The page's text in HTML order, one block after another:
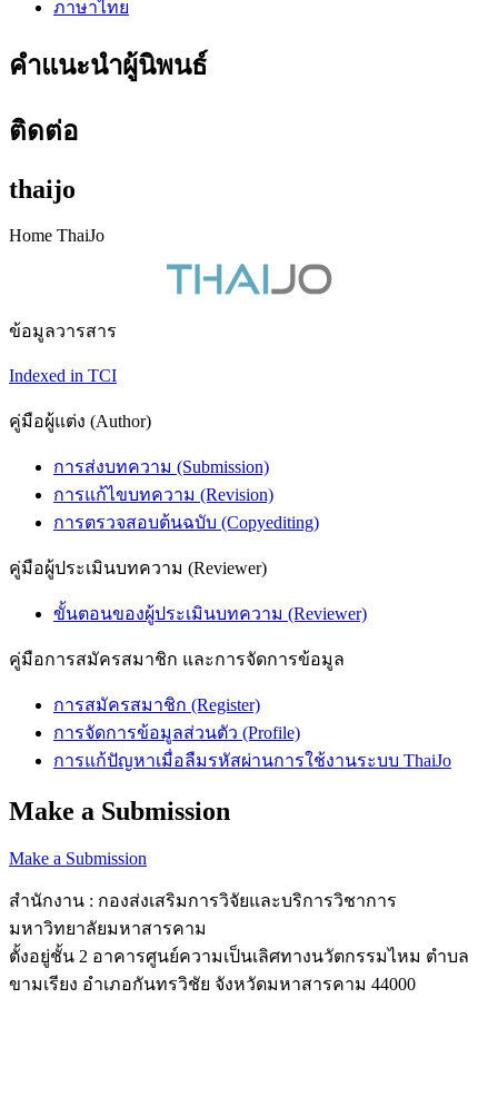
ภาษาไทย
คำแนะนำผู้นิพนธ์
ติดต่อ
thaijo
Home ThaiJo
ข้อมูลวารสาร
Indexed in TCI
คู่มือผู้แต่ง (Author)
การส่งบทความ (Submission)
การแก้ไขบทความ (Revision)
การตรวจสอบต้นฉบับ (Copyediting)
คู่มือผู้ประเมินบทความ (Reviewer)
ขั้นตอนของผู้ประเมินบทความ (Reviewer)
คู่มือการสมัครสมาชิก และการจัดการข้อมูล
การสมัครสมาชิก (Register)
การจัดการข้อมูลส่วนตัว (Profile)
การแก้ปัญหาเมื่อลืมรหัสผ่านการใช้งานระบบ ThaiJo
Make a Submission
Make a Submission
สำนักงาน : กองส่งเสริมการวิจัยและบริการวิชาการ
มหาวิทยาลัยมหาสารคาม
ตั้งอยู่ชั้น 2 อาคารศูนย์ความเป็นเลิศทางนวัตกรรมไหม ตำบล
ขามเรียง อำเภอกันทรวิชัย จังหวัดมหาสารคาม 44000